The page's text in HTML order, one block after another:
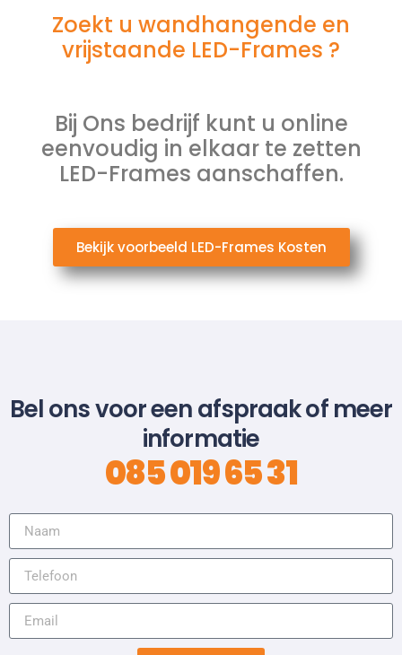
Zoekt u wandhangende en
vrijstaande LED-Frames ?
Bij Ons bedrijf kunt u online
eenvoudig in elkaar te zetten
LED-Frames aanschaffen.
Bekijk voorbeeld LED-Frames Kosten
Bel ons voor een afspraak of meer
informatie
085 019 65 31